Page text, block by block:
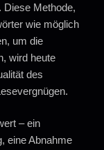
Diese Methode,
wie möglich
um die
wird heute
des
– ein
eine Abnahme